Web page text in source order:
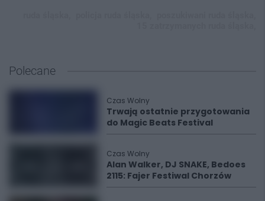
Polecane
Czas Wolny
Trwają ostatnie przygotowania
do Magic Beats Festival
Czas Wolny
Alan Walker, DJ SNAKE, Bedoes
2115: Fajer Festiwal Chorzów